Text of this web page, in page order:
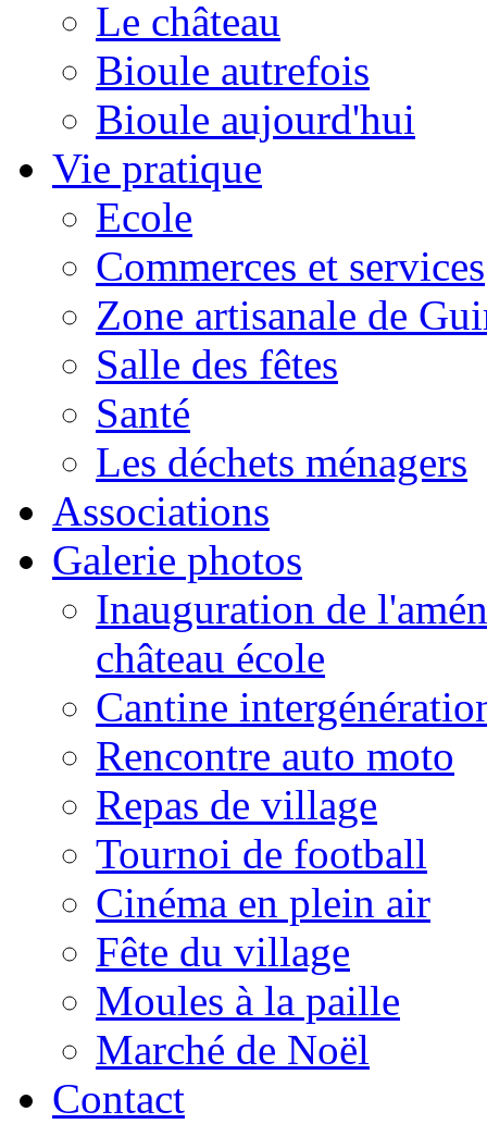
Le château
Bioule autrefois
Bioule aujourd'hui
Vie pratique
Ecole
Commerces et services
Zone artisanale de
Salle des fêtes
Santé
Les déchets ménagers
Associations
Galerie photos
Inauguration de
château école
Cantine
Rencontre auto moto
Repas de village
Tournoi de football
Cinéma en plein air
Fête du village
Moules à la paille
Marché de Noël
Contact